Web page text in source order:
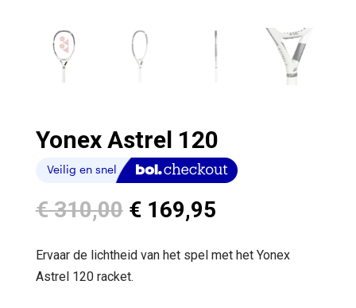
Yonex Astrel 120
€310,00 Oorspronkelijke
was:
€ 310,00.
€169,95Huidige
is:
Ervaar de lichtheid van het spel met het Yonex
Astrel 120 racket.